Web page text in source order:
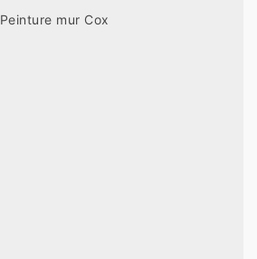
Peinture mur Cox